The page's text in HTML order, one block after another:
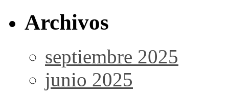
Archivos
septiembre 2025
junio 2025